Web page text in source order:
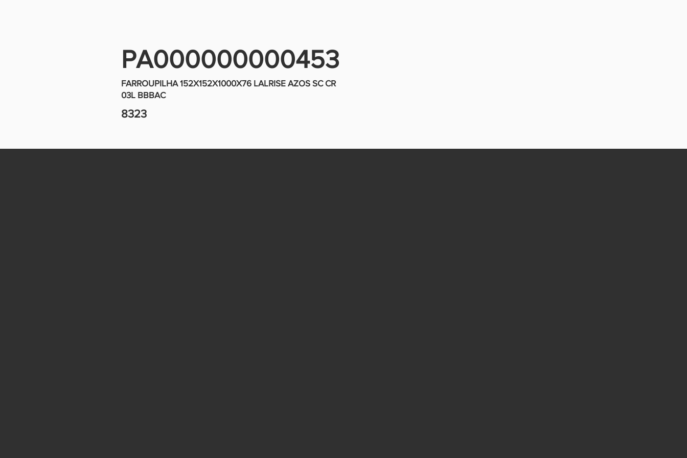
PA000000000453
FARROUPILHA 152X152X1000X76 LALRISE AZOS SC CR
03L BBBAC
8323